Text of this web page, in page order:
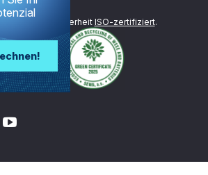
Datensicherheit ISO-zertifiziert.